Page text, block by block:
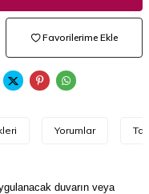
Favorilerime Ekle
Yorumlar
duvarın veya